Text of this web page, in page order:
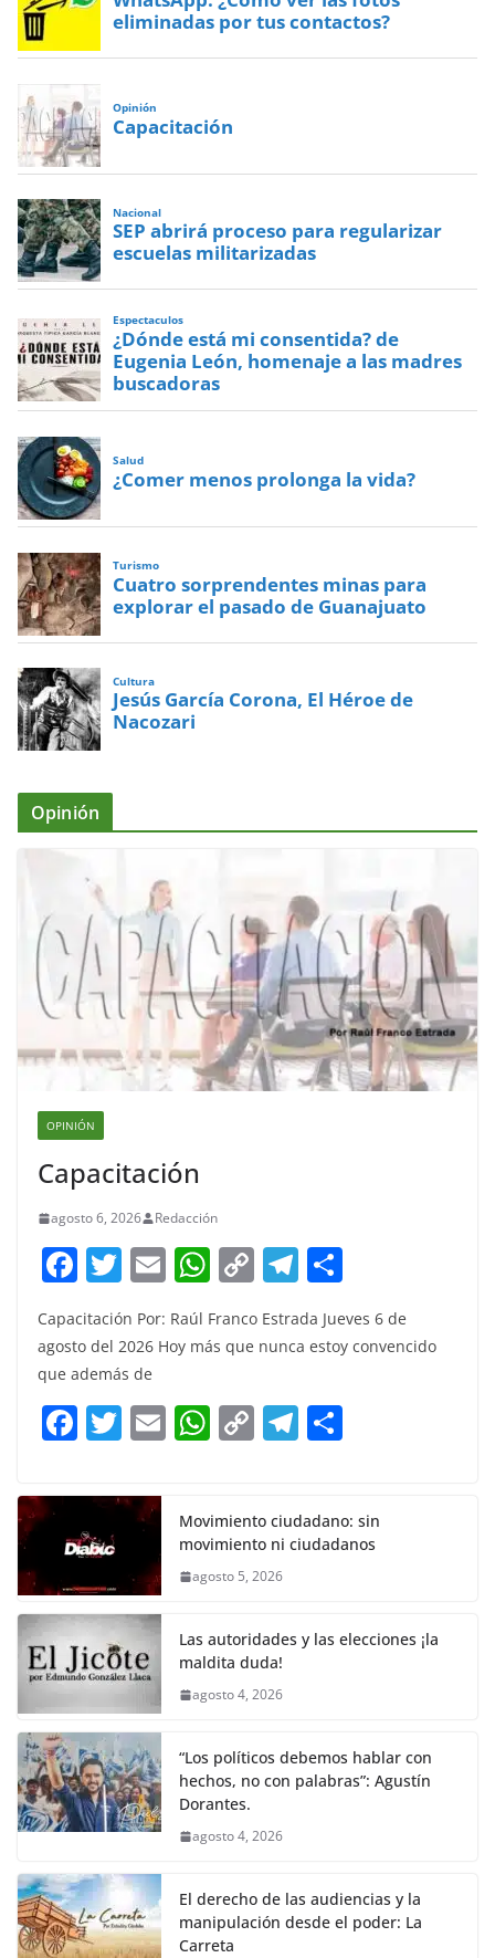
eliminadas por tus contactos?
Opinión
Capacitación
Nacional
SEP abrirá proceso para regularizar
escuelas militarizadas
Espectaculos
¿Dónde está mi consentida? de
Eugenia León, homenaje a las madres
buscadoras
Salud
¿Comer menos prolonga la vida?
Turismo
Cuatro sorprendentes minas para
explorar el pasado de Guanajuato
Cultura
Jesús García Corona, El Héroe de
Nacozari
Opinión
OPINIÓN
Capacitación
agosto 6, 2026 Redacción
F
a
c
e
b
o
k
T
itt
er
E
m
ai
W
at
A
p
C
p
Li
n
T
el
e
a
m
ar
e
Capacitación Por: Raúl Franco Estrada Jueves 6 de
agosto del 2026 Hoy más que nunca estoy convencido
que además de
F
c
e
b
o
o
k
T
itt
er
E W
s
A
p
C
y
Li
k
T
gr
a
e
Movimiento ciudadano: sin
movimiento ni ciudadanos
agosto 5, 2026
Las autoridades y las elecciones ¡la
maldita duda!
agosto 4, 2026
“Los políticos debemos hablar con
hechos, no con palabras”: Agustín
Dorantes.
agosto 4, 2026
El derecho de las audiencias y la
manipulación desde el poder: La
Carreta